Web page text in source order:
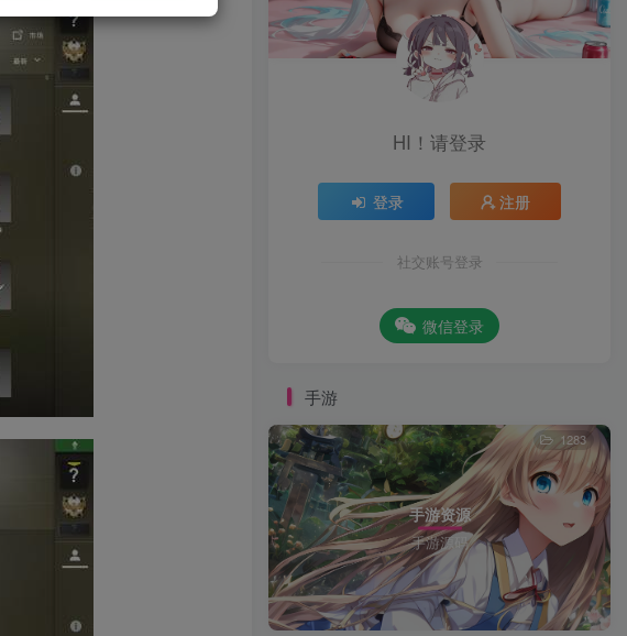
HI！请登录
登录 注册
社交账号登录
微信登录
手游
手游资源
手游源码
1283